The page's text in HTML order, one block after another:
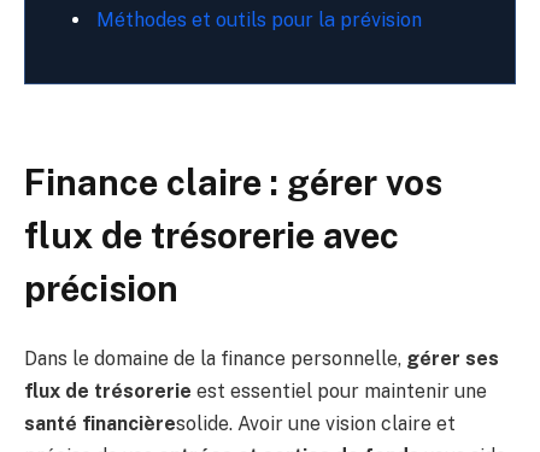
Méthodes et outils pour la prévision
Finance claire : gérer vos
flux de trésorerie avec
précision
Dans le domaine de la finance personnelle, gérer ses
flux de trésorerie est essentiel pour maintenir une
santé financièresolide. Avoir une vision claire et